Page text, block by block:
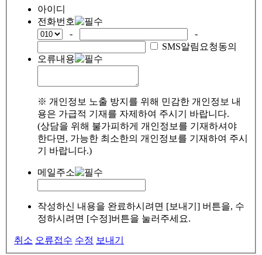
아이디
전화번호
-
-
SMS알림요청동의
오류내용
※ 개인정보 노출 방지를 위해 민감한 개인정보 내
용은 가급적 기재를 자제하여 주시기 바랍니다.
(상담을 위해 불가피하게 개인정보를 기재하셔야
한다면, 가능한 최소한의 개인정보를 기재하여 주시
기 바랍니다.)
메일주소
작성하신 내용을 완료하시려면 [보내기] 버튼을, 수
정하시려면 [수정]버튼을 눌러주세요.
취소 오류접수 수정 보내기